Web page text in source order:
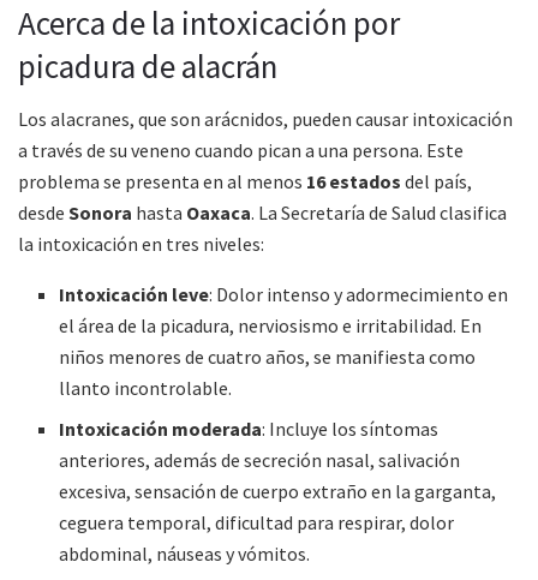
Acerca de la intoxicación por
picadura de alacrán
Los alacranes, que son arácnidos, pueden causar intoxicación
a través de su veneno cuando pican a una persona. Este
problema se presenta en al menos 16 estados del país,
desde Sonora hasta Oaxaca. La Secretaría de Salud clasifica
la intoxicación en tres niveles:
Intoxicación leve: Dolor intenso y adormecimiento en
el área de la picadura, nerviosismo e irritabilidad. En
niños menores de cuatro años, se manifiesta como
llanto incontrolable.
Intoxicación moderada: Incluye los síntomas
anteriores, además de secreción nasal, salivación
excesiva, sensación de cuerpo extraño en la garganta,
ceguera temporal, dificultad para respirar, dolor
abdominal, náuseas y vómitos.